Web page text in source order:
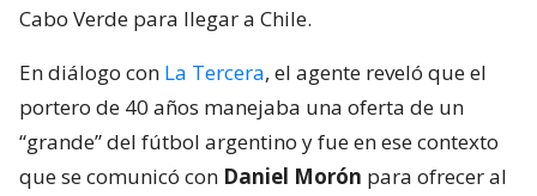
Cabo Verde para llegar a Chile.
En diálogo con La Tercera, el agente reveló que el
portero de 40 años manejaba una oferta de un
“grande” del fútbol argentino y fue en ese contexto
que se comunicó con Daniel Morón para ofrecer al